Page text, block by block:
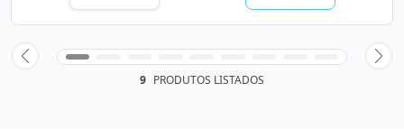
9 PRODUTOS LISTADOS